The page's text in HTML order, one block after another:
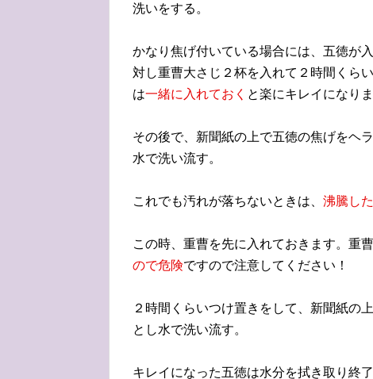
洗いをする。
かなり焦げ付いている場合には、五徳が
対し重曹大さじ２杯を入れて２時間くら
は一緒に入れておく と楽にキレイになりま
その後で、新聞紙の上で五徳の焦げをヘ
水で洗い流す。
これでも汚れが落ちないときは、 沸騰し
この時、重曹を先に入れておきます。重
ので危険ですので注意してください！
２時間くらいつけ置きをして、新聞紙の
とし水で洗い流す。
キレイになった五徳は水分を拭き取り終了